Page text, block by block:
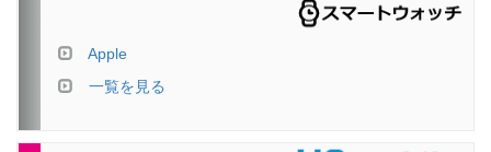
Apple
一覧を見る